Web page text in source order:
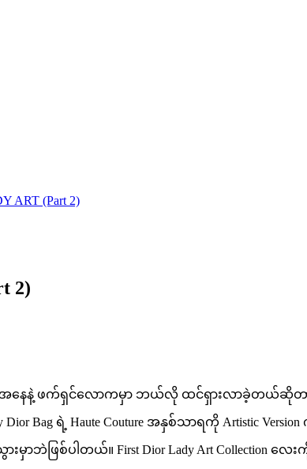
ART (Part 2)
2)
ခုအနေနဲ့ ဖက်ရှင်လောကမှာ ဘယ်လို ထင်ရှားလာခဲ့တယ်ဆိုတာ ပြ
Dior Bag ရဲ့ Haute Couture အနှစ်သာရကို Artistic
ဖြစ်ပါတယ်။ First Dior Lady Art Collection လ